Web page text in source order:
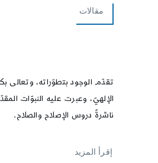
مقالات
تقدّم الوجود بتطوّراته، وتعالى
الإلهيّ، وعبرت عليه النبوّات
ناشرةً دروس الإصلاح والصلاح.
إقرأ المزيد